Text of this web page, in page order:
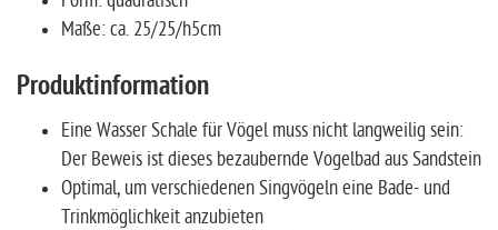
Maße: ca. 25/25/h5cm
Produktinformation
Eine Wasser Schale für Vögel muss nicht langweilig sein:
Der Beweis ist dieses bezaubernde Vogelbad aus Sandstein
Optimal, um verschiedenen Singvögeln eine Bade- und
Trinkmöglichkeit anzubieten